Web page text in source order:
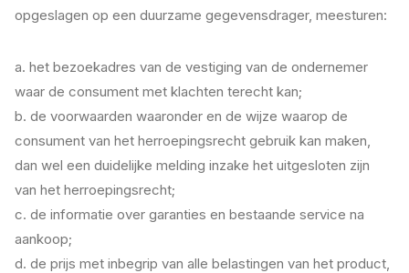
opgeslagen op een duurzame gegevensdrager, meesturen:
a. het bezoekadres van de vestiging van de ondernemer
waar de consument met klachten terecht kan;
b. de voorwaarden waaronder en de wijze waarop de
consument van het herroepingsrecht gebruik kan maken,
dan wel een duidelijke melding inzake het uitgesloten zijn
van het herroepingsrecht;
c. de informatie over garanties en bestaande service na
aankoop;
d. de prijs met inbegrip van alle belastingen van het product,